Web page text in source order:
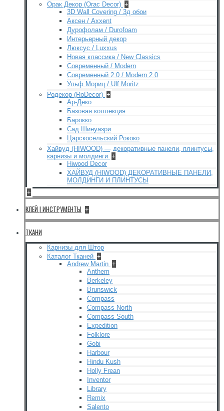
Орак Декор (Orac Decor) +
3D Wall Covering / 3д обои
Аксен / Axxent
Дурофолам / Durofoam
Интерьерный декор
Люксус / Luxxus
Новая классика / New Classics
Современный / Modern
Современный 2.0 / Modern 2.0
Ульф Мориц / Ulf Moritz
Родекор (RoDecor) +
Ар-Деко
Базовая коллекция
Барокко
Сад Шинуазри
Царскосельский Рококо
Хайвуд (HIWOOD) — декоративные панели, плинтусы,
карнизы и молдинги +
Hiwood Decor
ХАЙВУД (HIWOOD) ДЕКОРАТИВНЫЕ ПАНЕЛИ,
МОЛДИНГИ И ПЛИНТУСЫ
+
КЛЕЙ | ИНСТРУМЕНТЫ +
ТКАНИ
Карнизы для Штор
Каталог Тканей +
Andrew Martin +
Anthem
Berkeley
Brunswick
Compass
Compass North
Compass South
Expedition
Folklore
Gobi
Harbour
Hindu Kush
Holly Frean
Inventor
Library
Remix
Salento